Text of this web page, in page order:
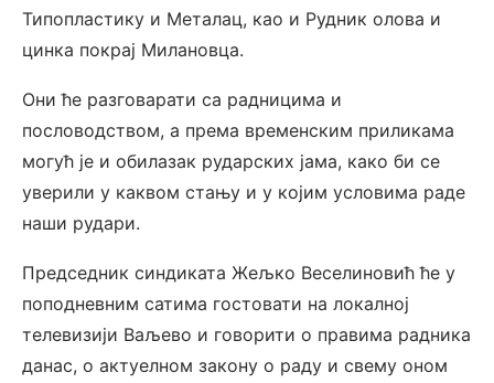
Типопластику и Металац, као и Рудник олова и
цинка покрај Милановца.
Они ће разговарати са радницима и
пословодством, а према временским приликама
могућ је и обилазак рударских јама, како би се
уверили у каквом стању и у којим условима раде
наши рудари.
Председник синдиката Жељко Веселиновић ће у
поподневним сатима гостовати на локалној
телевизији Ваљево и говорити о правима радника
данас, о актуелном закону о раду и свему оном